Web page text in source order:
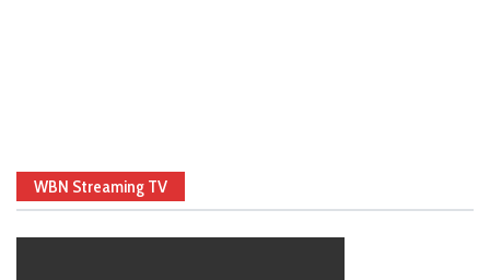
WBN Streaming TV